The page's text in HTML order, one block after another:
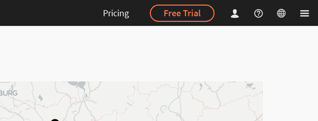
Pricing Free Trial